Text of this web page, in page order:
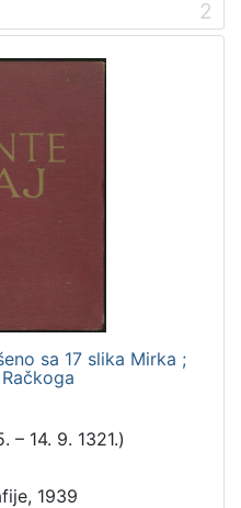
2
sa 17 slika Mirka ;
– 14. 9. 1321.)
1939